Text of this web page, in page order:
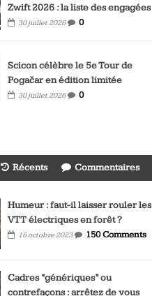
Zwift 2026 : la liste des engagées
30 juillet 2026 0
Scicon célèbre le 5e Tour de
Pogačar en édition limitée
30 juillet 2026 0
Récents Commentaires
Humeur : faut-il laisser rouler les
VTT électriques en forêt ?
16 octobre 2023 150 Comments
Cadres “génériques” ou
contrefaçons : arrêtez de vous